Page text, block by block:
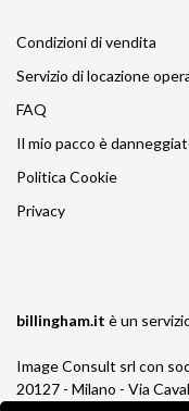
Condizioni di vendita
Servizio di locazione
FAQ
Il mio pacco è
Politica Cookie
Privacy
billingham.it è un
Image Consult srl con
20127 - Milano - Via